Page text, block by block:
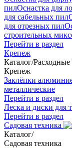
пилОснастка для
для сабельных пил
для отрезных пил
строительных
Перейти в раздел
Крепеж
Каталог/
Крепеж
Заклёпки
металлические
Перейти в раздел
Леска и диски для
Перейти в раздел
Садовая техника
Каталог/
Садовая техника